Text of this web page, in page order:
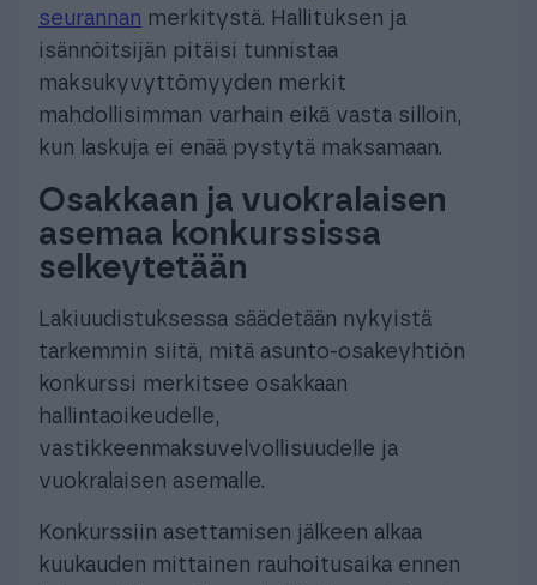
seurannan merkitystä. Hallituksen ja
isännöitsijän pitäisi tunnistaa
maksukyvyttömyyden merkit
mahdollisimman varhain eikä vasta silloin,
kun laskuja ei enää pystytä maksamaan.
Osakkaan ja vuokralaisen
asemaa konkurssissa
selkeytetään
Lakiuudistuksessa säädetään nykyistä
tarkemmin siitä, mitä asunto-osakeyhtiön
konkurssi merkitsee osakkaan
hallintaoikeudelle,
vastikkeenmaksuvelvollisuudelle ja
vuokralaisen asemalle.
Konkurssiin asettamisen jälkeen alkaa
kuukauden mittainen rauhoitusaika ennen